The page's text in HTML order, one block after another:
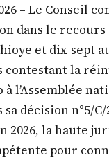
– Le Conseil
dans le
et dix-sept
contestant la
à l’Assemblée
sa décision n°5/
2026, la haute
pour